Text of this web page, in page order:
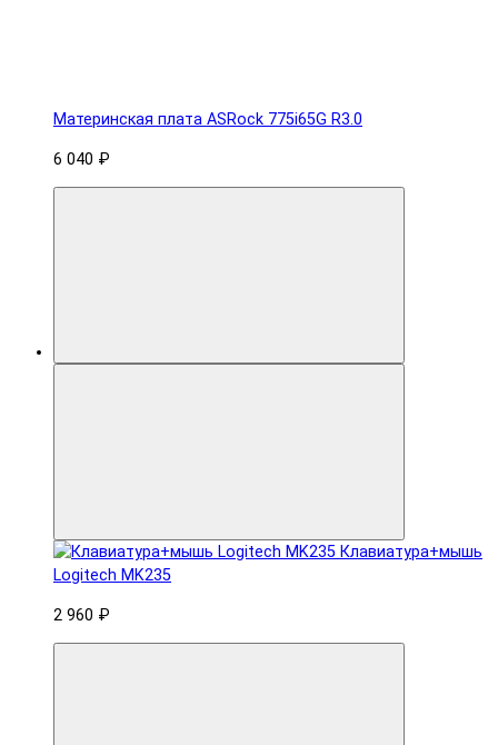
Материнская плата ASRock 775i65G R3.0
6 040 ₽
Клавиатура+мышь
Logitech MK235
2 960 ₽